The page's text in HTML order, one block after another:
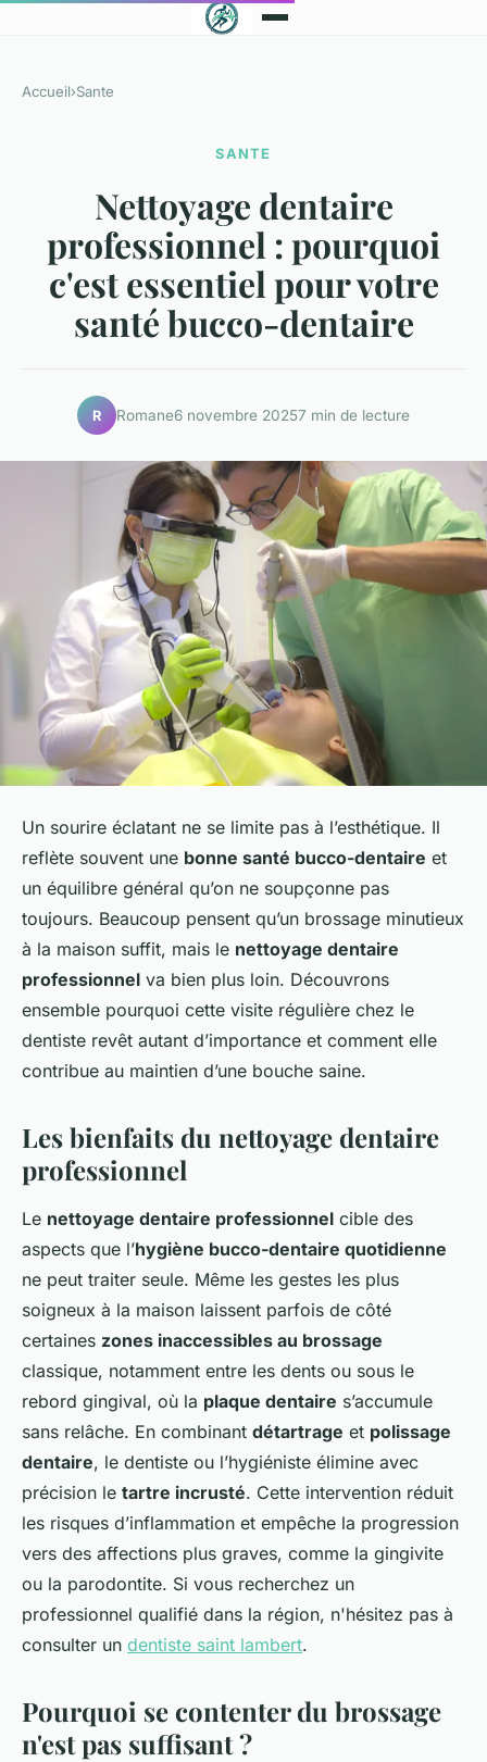
Accueil›Sante
SANTE
Nettoyage dentaire
professionnel : pourquoi
c'est essentiel pour votre
santé bucco-dentaire
R Romane6 novembre 20257 min de lecture
Un sourire éclatant ne se limite pas à l’esthétique. Il
reflète souvent une bonne santé bucco-dentaire et
un équilibre général qu’on ne soupçonne pas
toujours. Beaucoup pensent qu’un brossage minutieux
à la maison suffit, mais le nettoyage dentaire
professionnel va bien plus loin. Découvrons
ensemble pourquoi cette visite régulière chez le
dentiste revêt autant d’importance et comment elle
contribue au maintien d’une bouche saine.
Les bienfaits du nettoyage dentaire
professionnel
Le nettoyage dentaire professionnel cible des
aspects que l’hygiène bucco-dentaire quotidienne
ne peut traiter seule. Même les gestes les plus
soigneux à la maison laissent parfois de côté
certaines zones inaccessibles au brossage
classique, notamment entre les dents ou sous le
rebord gingival, où la plaque dentaire s’accumule
sans relâche. En combinant détartrage et polissage
dentaire, le dentiste ou l’hygiéniste élimine avec
précision le tartre incrusté. Cette intervention réduit
les risques d’inflammation et empêche la progression
vers des affections plus graves, comme la gingivite
ou la parodontite. Si vous recherchez un
professionnel qualifié dans la région, n'hésitez pas à
consulter un dentiste saint lambert.
Pourquoi se contenter du brossage
n'est pas suffisant ?